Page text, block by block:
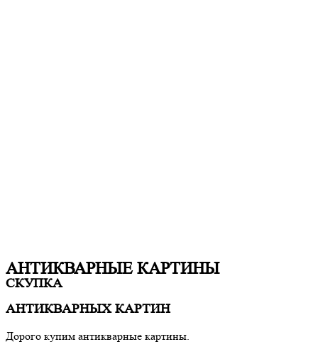
АНТИКВАРНЫЕ КАРТИНЫ
СКУПКА
АНТИКВАРНЫХ КАРТИН
Дорого купим антикварные картины.